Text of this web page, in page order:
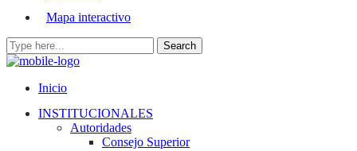
Mapa interactivo
Inicio
INSTITUCIONALES
Autoridades
Consejo Superior